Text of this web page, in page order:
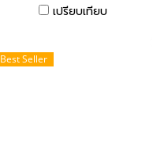
ตรวจจับที่ทำจากวัสดุที่ทนต่อ
เปรียบเทียบ
Best Seller